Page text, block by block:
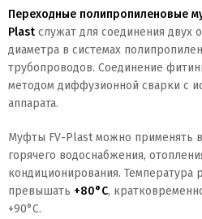
Переходные полипропиленовые
Plast служат для соединения двух
диаметра в системах
трубопроводов. Соединение
методом диффузионной сварки с
аппарата.
Муфты FV-Plast можно применять в
горячего водоснабжения,
кондиционирования. Температура
превышать +80°C, к
+90°C.